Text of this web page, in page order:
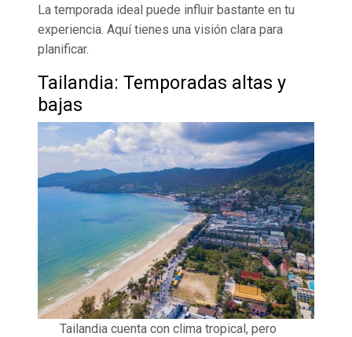
La temporada ideal puede influir bastante en tu
experiencia. Aquí tienes una visión clara para
planificar.
Tailandia: Temporadas altas y
bajas
Tailandia cuenta con clima tropical, pero